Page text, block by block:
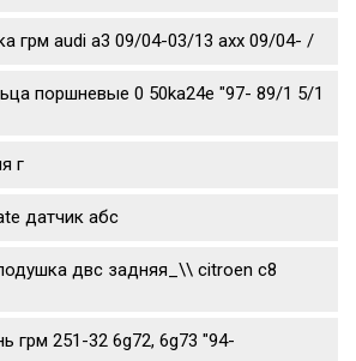
грм audi a3 09/04-03/13 axx 09/04- /
поршневые 0 50ka24e "97- 89/1 5/1
г
датчик абс
двс задняя_\\ citroen c8
грм 251-32 6g72, 6g73 "94-